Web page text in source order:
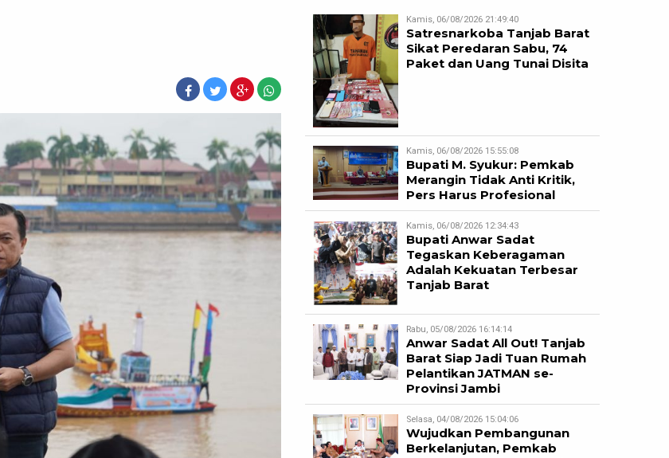
Kamis, 06/08/2026 21:49:40
Satresnarkoba Tanjab Barat
Sikat Peredaran Sabu, 74
Paket dan Uang Tunai Disita
Kamis, 06/08/2026 15:55:08
Bupati M. Syukur: Pemkab
Merangin Tidak Anti Kritik,
Pers Harus Profesional
Kamis, 06/08/2026 12:34:43
Bupati Anwar Sadat
Tegaskan Keberagaman
Adalah Kekuatan Terbesar
Tanjab Barat
Rabu, 05/08/2026 16:14:14
Anwar Sadat All Out! Tanjab
Barat Siap Jadi Tuan Rumah
Pelantikan JATMAN se-
Provinsi Jambi
Selasa, 04/08/2026 15:04:06
Wujudkan Pembangunan
Berkelanjutan, Pemkab